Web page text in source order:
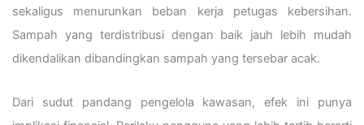
sekaligus menurunkan beban kerja petugas kebersihan.
Sampah yang terdistribusi dengan baik jauh lebih mudah
dikendalikan dibandingkan sampah yang tersebar acak.
Dari sudut pandang pengelola kawasan, efek ini punya